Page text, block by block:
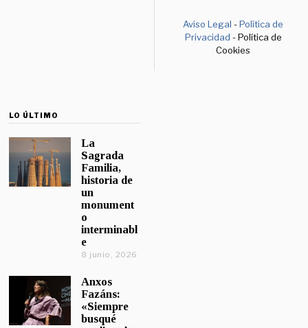
Aviso Legal -Política de
Privacidad - Política de
Cookies
LO ÚLTIMO
La
Sagrada
Familia,
historia de
un
monument
o
interminabl
e
8 junio, 2026
Anxos
Fazáns:
«Siempre
busqué